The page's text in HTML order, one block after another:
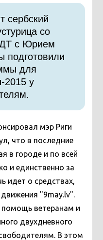
сербский
со
с Юрием
подготовили
для
2015 у
мэр Риги
что в последние
в городе и по всей
и единственно за
идет о средствах,
"9may.lv".
помощь ветеранам и
двухдневного
В этом